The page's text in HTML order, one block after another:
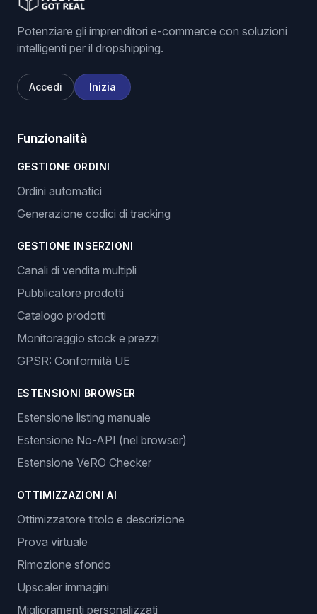
Potenziare gli imprenditori e-commerce con soluzioni
intelligenti per il dropshipping.
Accedi Inizia
Funzionalità
GESTIONE ORDINI
Ordini automatici
Generazione codici di tracking
GESTIONE INSERZIONI
Canali di vendita multipli
Pubblicatore prodotti
Catalogo prodotti
Monitoraggio stock e prezzi
GPSR: Conformità UE
ESTENSIONI BROWSER
Estensione listing manuale
Estensione No-API (nel browser)
Estensione VeRO Checker
OTTIMIZZAZIONI AI
Ottimizzatore titolo e descrizione
Prova virtuale
Rimozione sfondo
Upscaler immagini
Miglioramenti personalizzati